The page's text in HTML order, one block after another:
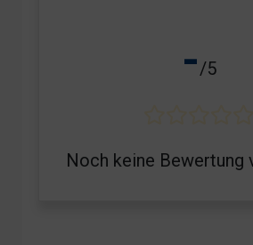
-/5
Noch keine Bewertung